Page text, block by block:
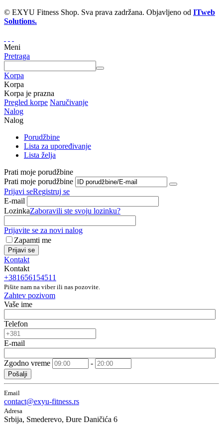
© EXYU Fitness Shop. Sva prava zadržana. Objavljeno od ITweb
Solutions.
Meni
Pretraga
Korpa
Korpa
Korpa je prazna
Pregled korpe Naručivanje
Nalog
Nalog
Porudžbine
Lista za upoređivanje
Lista želja
Prati moje porudžbine
Prati moje porudžbine
Prijavi seRegistruj se
E-mail
LozinkaZaboravili ste svoju lozinku?
Prijavite se za novi nalog
Zapamti me
Prijavi se
Kontakt
Kontakt
+381656154511
Pišite nam na viber ili nas pozovite.
Zahtev pozivom
Vaše ime
Telefon
E-mail
Zgodno vreme -
Pošalji
Email
contact@exyu-fitness.rs
Adresa
Srbija, Smederevo, Đure Daničića 6